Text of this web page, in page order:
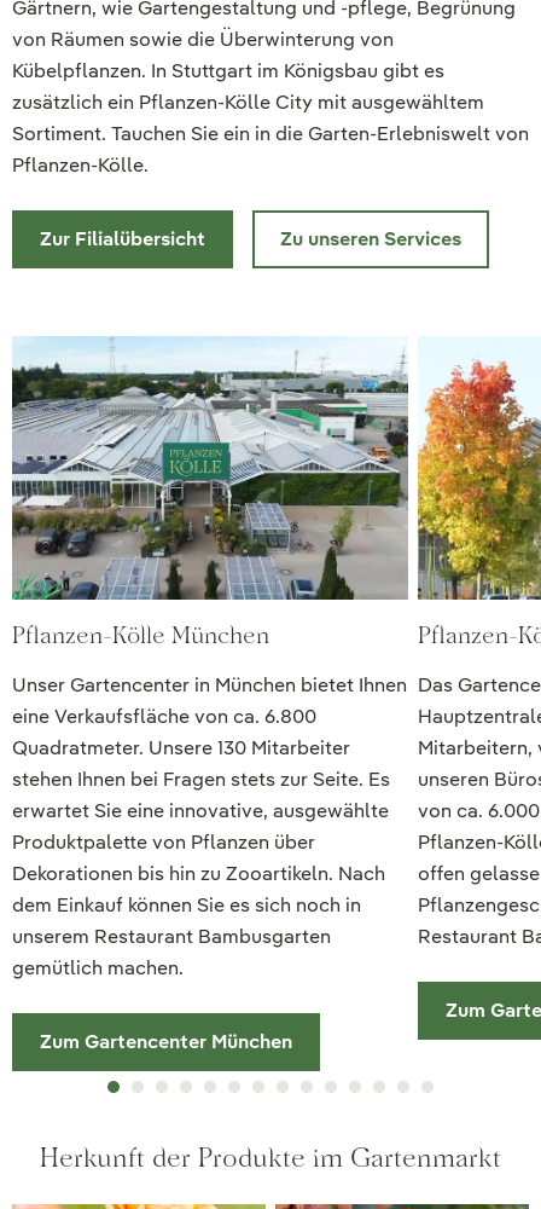
Gärtnern, wie Gartengestaltung und -pflege, Begrünung
von Räumen sowie die Überwinterung von
Kübelpflanzen. In Stuttgart im Königsbau gibt es
zusätzlich ein Pflanzen-Kölle City mit ausgewähltem
Sortiment. Tauchen Sie ein in die Garten-Erlebniswelt von
Pflanzen-Kölle.
Zur Filialübersicht Zu unseren Services
Pflanzen-Kölle München
Unser Gartencenter in München bietet Ihnen
eine Verkaufsfläche von ca. 6.800
Quadratmeter. Unsere 130 Mitarbeiter
stehen Ihnen bei Fragen stets zur Seite. Es
erwartet Sie eine innovative, ausgewählte
Produktpalette von Pflanzen über
Dekorationen bis hin zu Zooartikeln. Nach
dem Einkauf können Sie es sich noch in
unserem Restaurant Bambusgarten
gemütlich machen.
Zum Gartencenter München
Pflanzen-
Das
Mitarbeitern,
unseren
von ca.
Pflanzen-
offen
Restaurant
Zum
Herkunft der Produkte im Gartenmarkt